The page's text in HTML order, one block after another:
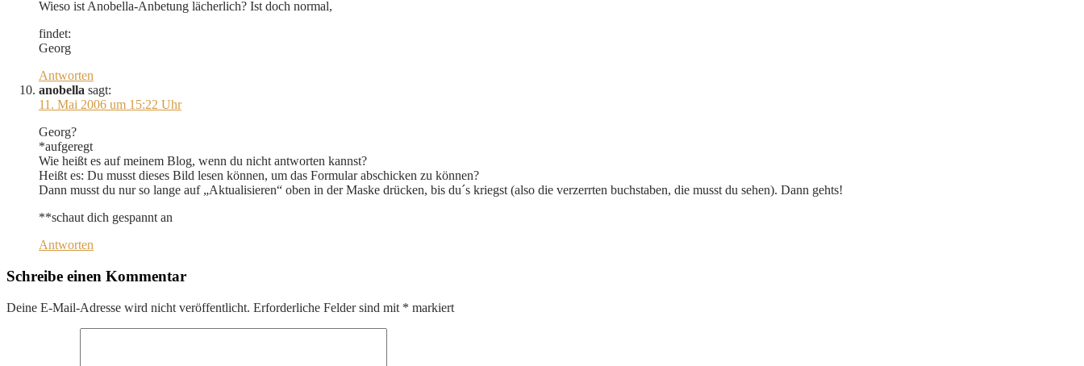
Wieso ist Anobella-Anbetung lächerlich? Ist doch normal,
findet:
Georg
Antworten
anobella sagt:
11. Mai 2006 um 15:22 Uhr
Georg?
*aufgeregt
Wie heißt es auf meinem Blog, wenn du nicht antworten kannst?
Heißt es: Du musst dieses Bild lesen können, um das Formular abschicken zu können?
Dann musst du nur so lange auf „Aktualisieren“ oben in der Maske drücken, bis du´s kriegst (also die verzerrten buchstaben, die musst du sehen). Dann gehts!
**schaut dich gespannt an
Antworten
Schreibe einen Kommentar
Deine E-Mail-Adresse wird nicht veröffentlicht. Erforderliche Felder sind mit * markiert